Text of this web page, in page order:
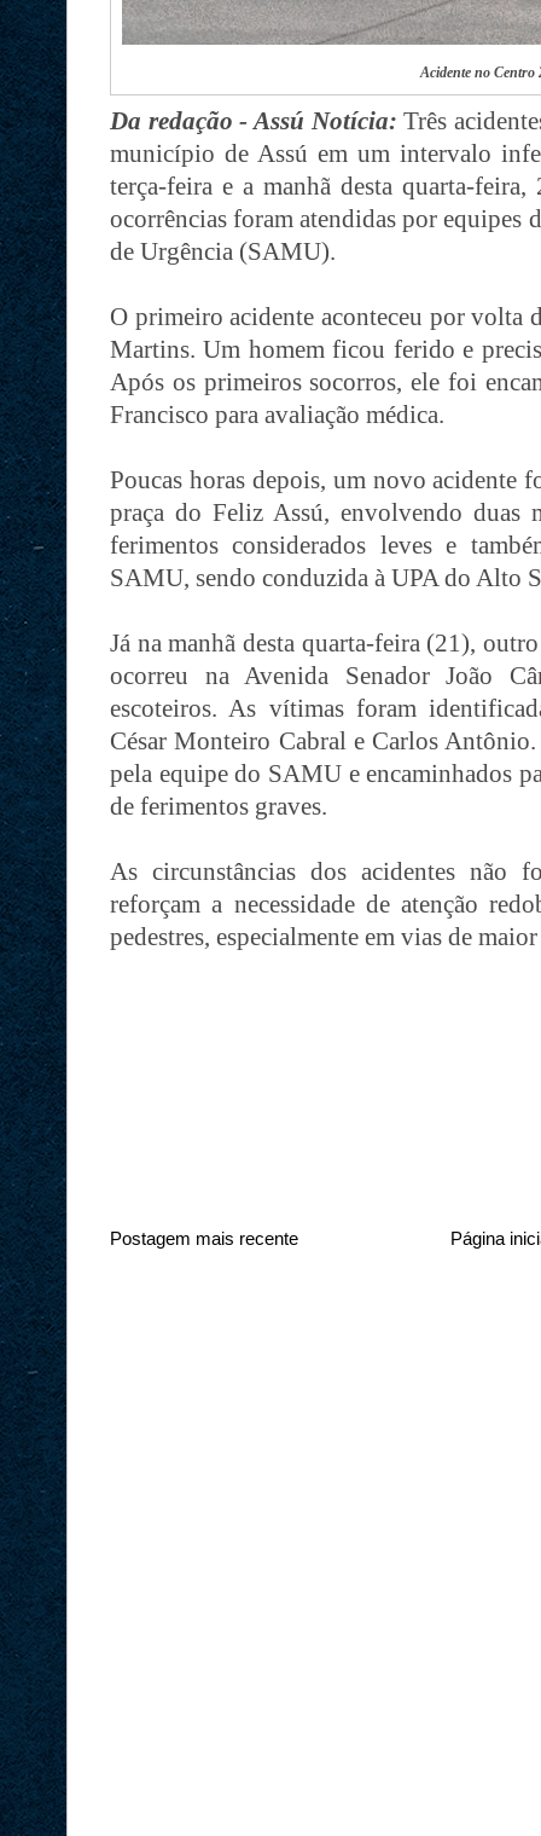
Acidente no Centro
Da redação - Assú Notícia:Três
município de Assú em um intervalo
terça-feira e a manhã desta quarta-
ocorrências foram atendidas por
de Urgência (SAMU).
O primeiro acidente aconteceu por volta
Martins. Um homem ficou ferido e
Após os primeiros socorros, ele foi
Francisco para avaliação médica.
Poucas horas depois, um novo acidente
praça do Feliz Assú, envolvendo duas
ferimentos considerados leves e
SAMU, sendo conduzida à UPA do Alto
Já na manhã desta quarta-feira (21),
ocorreu na Avenida Senador João
escoteiros. As vítimas foram
César Monteiro Cabral e Carlos
pela equipe do SAMU e encaminhados
de ferimentos graves.
As circunstâncias dos acidentes não
reforçam a necessidade de atenção
pedestres, especialmente em vias de
Postagem mais recente Página